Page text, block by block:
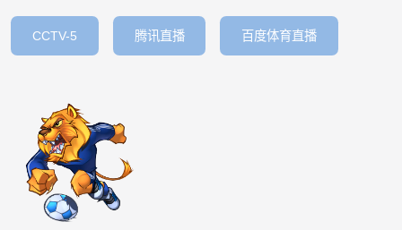
CCTV-5 腾讯直播 百度体育直播